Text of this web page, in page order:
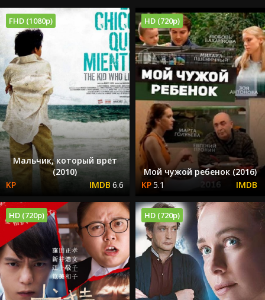
FHD (1080p)
Мальчик, который врёт
(2010)
6.6
HD (720p)
Мой чужой ребенок (2016)
5.1
HD (720p) HD (720p)